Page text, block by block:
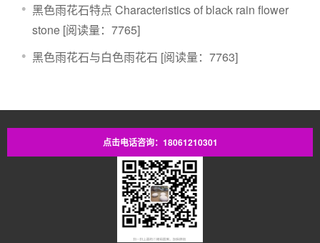
黑色雨花石特点 Characteristics of black rain flower
stone [阅读量：7765]
黑色雨花石与白色雨花石 [阅读量：7763]
点击电话咨询：18061210301